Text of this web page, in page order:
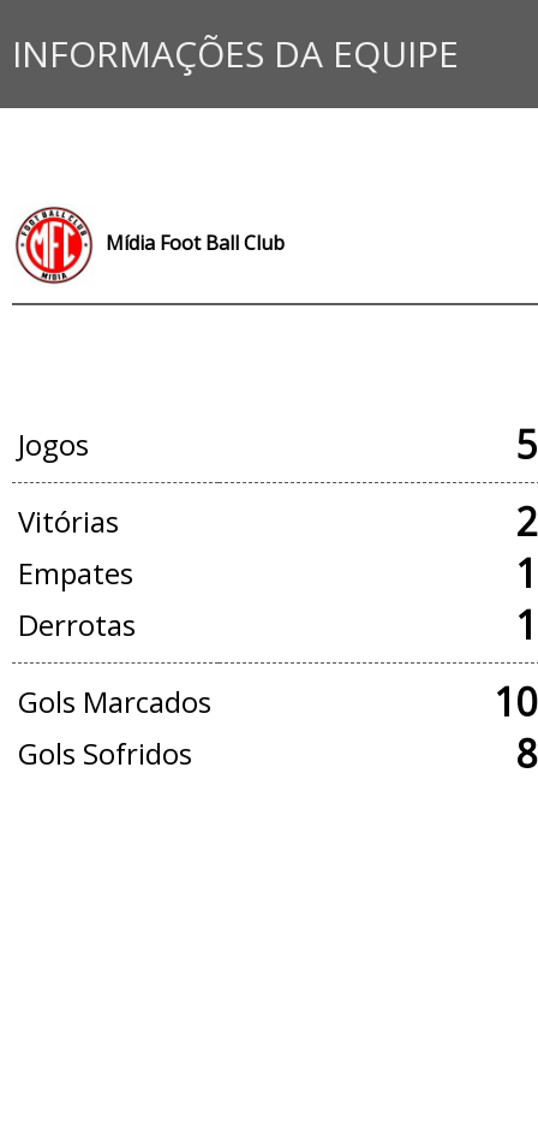
INFORMAÇÕES DA EQUIPE
Mídia Foot Ball Club
Jogos
Vitórias
Empates
Derrotas
Gols Marcados
Gols Sofridos